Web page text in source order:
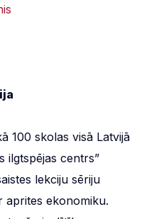
100 skolas visā Latvijā
ilgtspējas centrs”
lekciju sēriju
aprites ekonomiku.